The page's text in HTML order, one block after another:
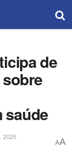
de
saúde
2025
AA